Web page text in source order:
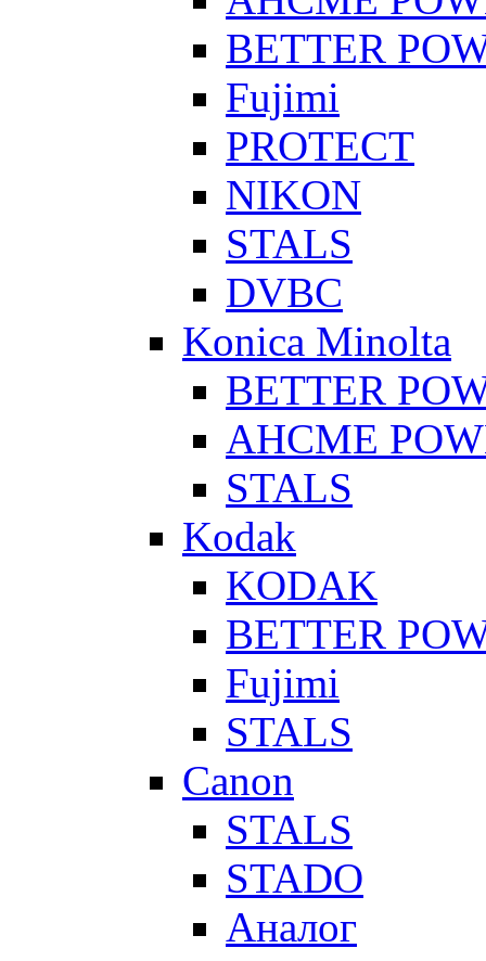
BETTER
Fujimi
PROTECT
NIKON
STALS
DVBC
Konica Minolta
BETTER
AHCME
STALS
Kodak
KODAK
BETTER
Fujimi
STALS
Canon
STALS
STADO
Аналог